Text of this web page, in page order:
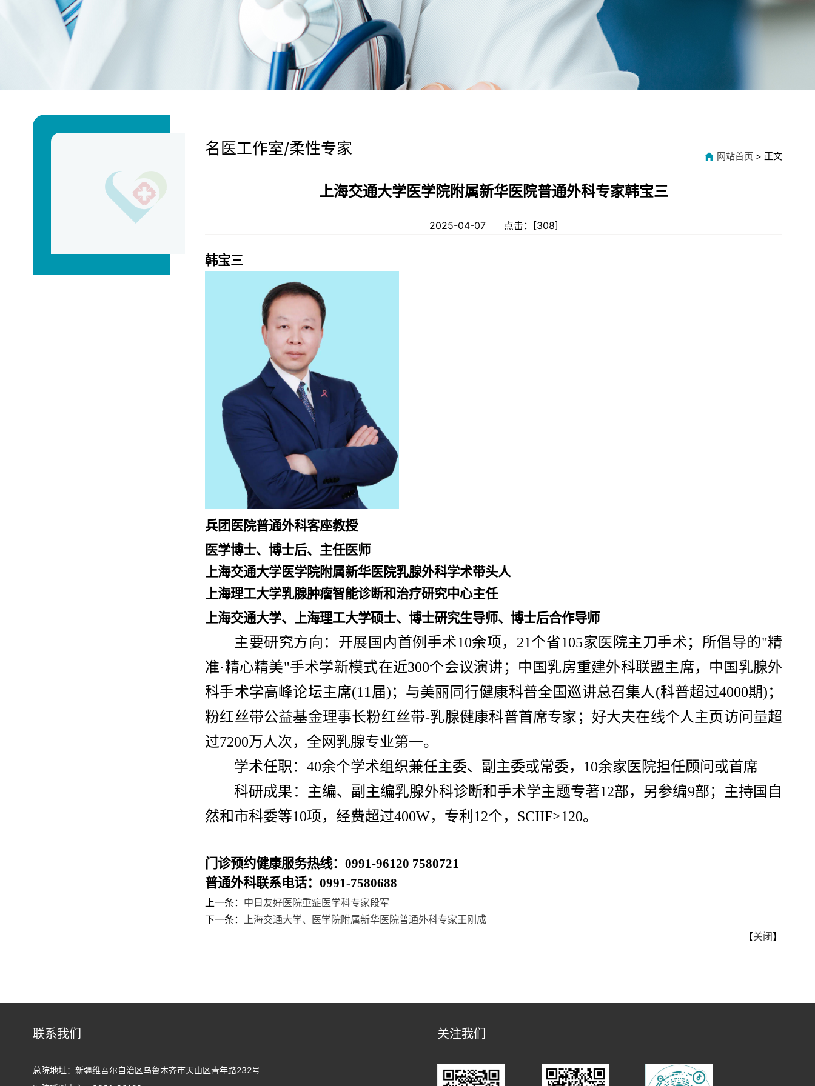
名医工作室/柔性专家 网站首页 > 正文
上海交通大学医学院附属新华医院普通外科专家韩宝三
2025-04-07 点击：[308]
韩宝三
兵团医院普通外科客座教授
医学博士、博士后、主任医师
上海交通大学医学院附属新华医院乳腺外科学术带头人
上海理工大学乳腺肿瘤智能诊断和治疗研究中心主任
上海交通大学、上海理工大学硕士、博士研究生导师、博士后合作导师
主要研究方向： 开展国内首例手术10余项，21个省105家医院主刀手术；所倡导的"精
准·精心精美"手术学新模式在近300个会议演讲；中国乳房重建外科联盟主席，中国乳腺外
科手术学高峰论坛主席(11届)；与美丽同行健康科普全国巡讲总召集人(科普超过4000期)；
粉红丝带公益基金理事长粉红丝带-乳腺健康科普首席专家；好大夫在线个人主页访问量超
过7200万人次，全网乳腺专业第一。
学术任职：40余个学术组织兼任主委、副主委或常委，10余家医院担任顾问或首席
科研成果： 主编、副主编乳腺外科诊断和手术学主题专著12部，另参编9部；主持国自
然和市科委等10项，经费超过400W，专利12个，SCIIF>120。
门诊预约健康服务热线：0991-96120 7580721
普通外科联系电话：0991-7580688
上一条： 中日友好医院重症医学科专家段军
下一条： 上海交通大学、医学院附属新华医院普通外科专家王刚成
【关闭】
联系我们
总院地址：新疆维吾尔自治区乌鲁木齐市天山区青年路232号
关注我们